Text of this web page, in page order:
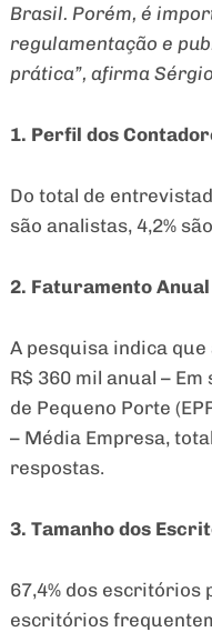
Brasil. Porém, é
regulamentação e
prática”, afirma
1. Perfil dos
Do total de
são analistas, 4,2%
2. Faturamento
A pesquisa indica
R$ 360 mil anual –
de Pequeno Porte
– Média Empresa,
respostas.
3. Tamanho dos
67,4% dos escritórios
escritórios